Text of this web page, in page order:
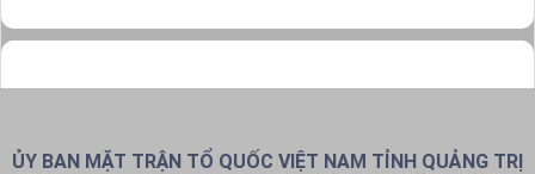
ỦY BAN MẶT TRẬN TỔ QUỐC VIỆT NAM TỈNH QUẢNG TRỊ